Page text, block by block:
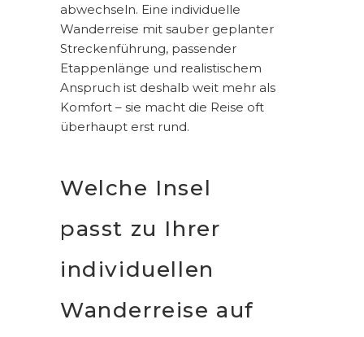
abwechseln. Eine individuelle
Wanderreise mit sauber geplanter
Streckenführung, passender
Etappenlänge und realistischem
Anspruch ist deshalb weit mehr als
Komfort – sie macht die Reise oft
überhaupt erst rund.
Welche Insel
passt zu Ihrer
individuellen
Wanderreise auf